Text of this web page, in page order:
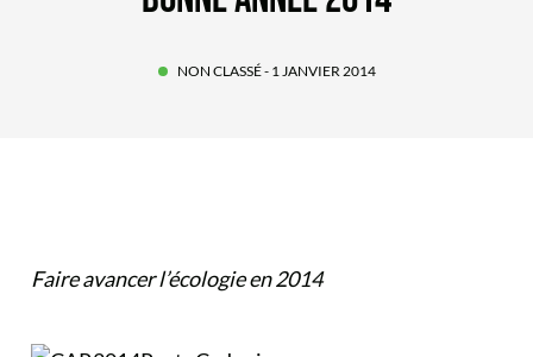
NON CLASSÉ- 1 JANVIER 2014
Faire avancer l’écologie en 2014